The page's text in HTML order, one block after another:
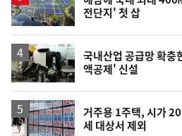
전단지' 첫 삽
국내산업 공급망 확
액공제' 신설
거주용 1주택, 시가
세 대상서 제외